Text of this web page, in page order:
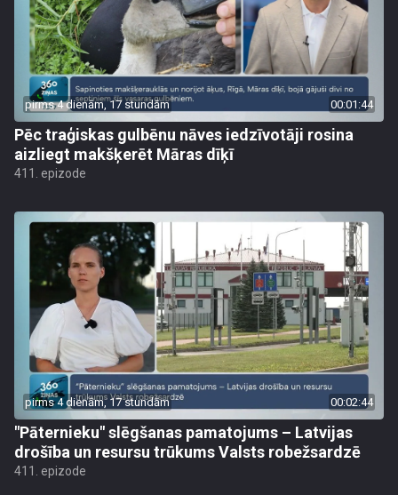
pirms 4 dienām, 17 stundām 00:01:44
Pēc traģiskas gulbēnu nāves iedzīvotāji rosina
aizliegt makšķerēt Māras dīķī
411. epizode
pirms 4 dienām, 17 stundām 00:02:44
"Pāternieku" slēgšanas pamatojums – Latvijas
drošība un resursu trūkums Valsts robežsardzē
411. epizode